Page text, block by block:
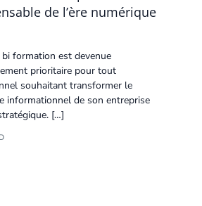
de l’ère numérique
formation est devenue
prioritaire pour tout
souhaitant transformer le
informationnel de son entreprise
[…]